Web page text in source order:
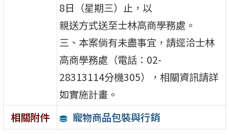
8日（星期三）止，以
親送方式送至士林高商學務處。
三、本案倘有未盡事宜，請逕洽士林
高商學務處（電話：02-
28313114分機305），相關資訊請詳
如實施計畫。
相關附件
寵物商品包裝與行銷